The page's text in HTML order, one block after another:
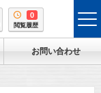
0
閲覧履歴
お問い合わせ